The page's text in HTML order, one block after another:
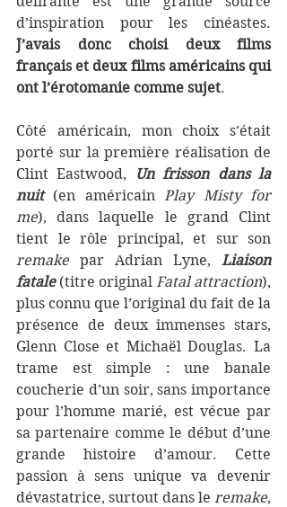
J’avais donc choisi deux films
français et deux films américains qui
ont l’érotomanie comme sujet.
Côté américain, mon choix s’était
porté sur la première réalisation de
Clint Eastwood,
Un frisson dans la
nuit (en américain Play Misty for
me), dans laquelle le grand Clint
remake par Adrian Lyne, Liaison
fatale (titre original Fatal attraction),
plus connu que l’original du fait de la
présence de deux immenses stars,
Glenn Close et Michaël Douglas. La
trame est simple : une banale
coucherie d’un soir, sans importance
pour l’homme marié, est vécue par
sa partenaire comme le début d’une
grande histoire d’amour. Cette
passion à sens unique va devenir
dévastatrice, surtout dans le remake,